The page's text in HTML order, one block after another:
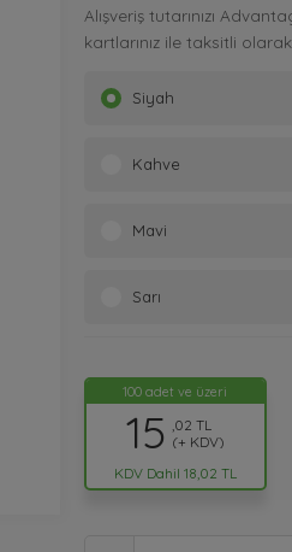
Alışveriş tutarınızı
kartlarınız ile taksitli
Siyah
Kahve
Mavi
Sarı
100 adet ve üzeri
15
,02 TL
(+ KDV)
KDV Dahil 18,02 TL